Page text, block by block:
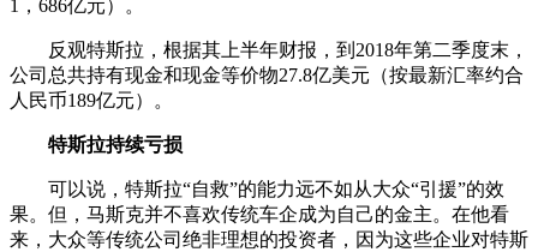
1，686亿元）。
反观特斯拉，根据其上半年财报，到2018年第二季度末，
公司总共持有现金和现金等价物27.8亿美元（按最新汇率约合
人民币189亿元）。
特斯拉持续亏损
可以说，特斯拉“自救”的能力远不如从大众“引援”的效
果。但，马斯克并不喜欢传统车企成为自己的金主。在他看
来，大众等传统公司绝非理想的投资者，因为这些企业对特斯